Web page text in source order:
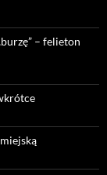
– felieton